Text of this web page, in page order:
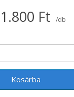
Ft
/db
Kosárba